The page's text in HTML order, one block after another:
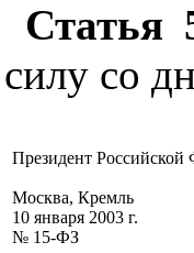
Статья
силу со
Президент Российской
Москва, Кремль
10 января 2003 г.
№ 15-ФЗ